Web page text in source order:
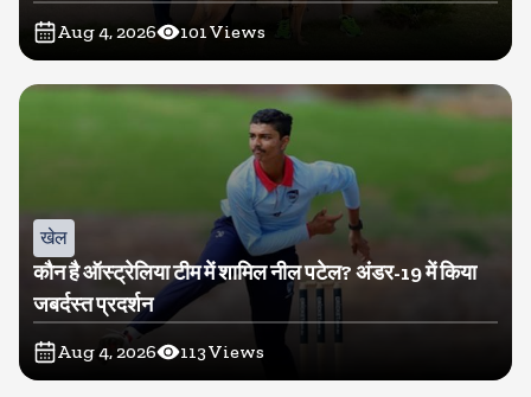
Aug 4, 2026 101Views
खेल
कौन है ऑस्ट्रेलिया टीम में शामिल नील पटेल? अंडर-19 में किया
जबर्दस्त प्रदर्शन
Aug 4, 2026 113Views